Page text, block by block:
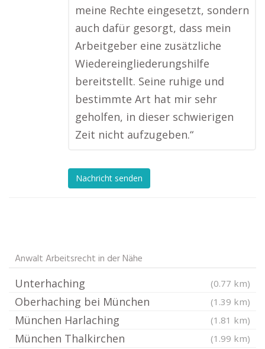
meine Rechte eingesetzt, sondern
auch dafür gesorgt, dass mein
Arbeitgeber eine zusätzliche
Wiedereingliederungshilfe
bereitstellt. Seine ruhige und
bestimmte Art hat mir sehr
geholfen, in dieser schwierigen
Zeit nicht aufzugeben.“
Nachricht senden
Anwalt Arbeitsrecht in der Nähe
Unterhaching (0.77 km)
Oberhaching bei München (1.39 km)
München Harlaching (1.81 km)
München Thalkirchen (1.99 km)